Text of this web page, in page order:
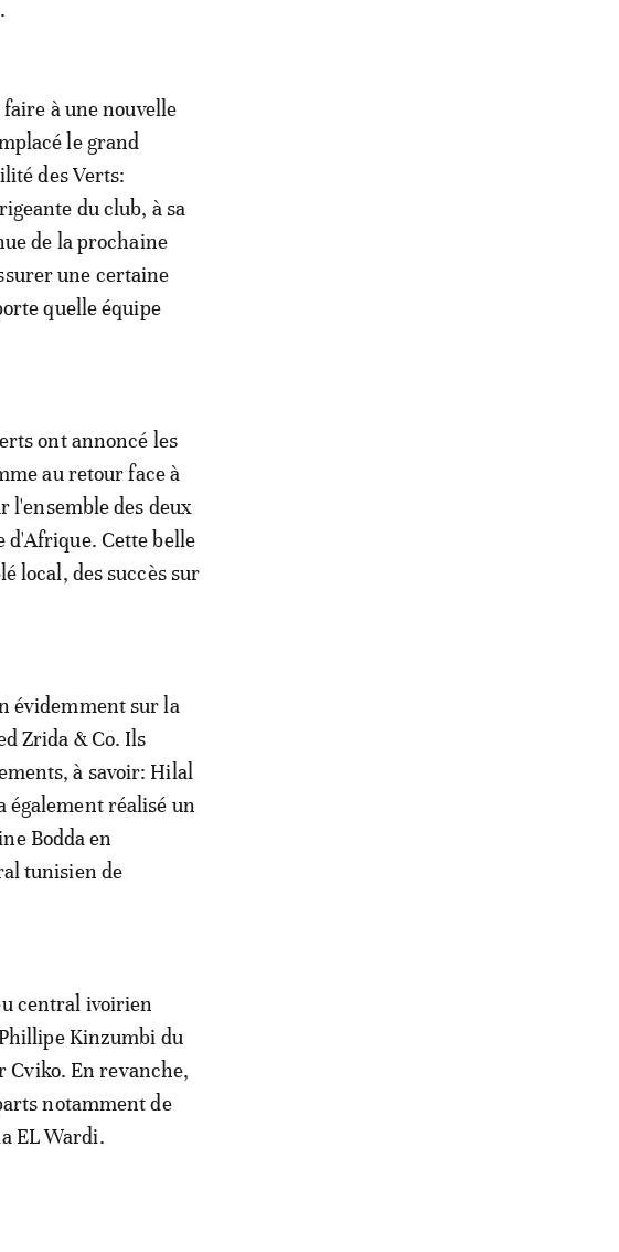
à une nouvelle
le grand
des Verts:
du club, à sa
de la prochaine
une certaine
quelle équipe
ont annoncé les
au retour face à
l'ensemble des deux
Cette belle
local, des succès sur
évidemment sur la
Zrida & Co. Ils
à savoir: Hilal
également réalisé un
Bodda en
tunisien de
central ivoirien
Kinzumbi du
Cviko. En revanche,
notamment de
EL Wardi.​